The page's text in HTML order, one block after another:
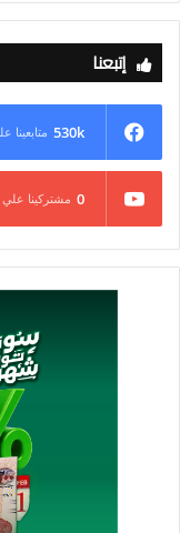
إتبعنا
530k
0 مشتركينا علي